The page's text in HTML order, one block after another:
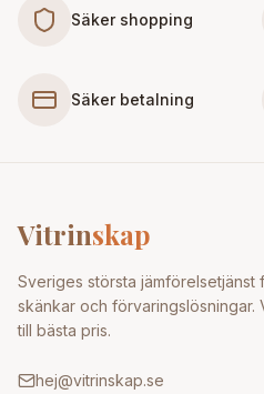
Säker shopping
Säker betalning
Vitrinskap
Sveriges största jämförelsetjänst
skänkar och förvaringslösningar.
till bästa pris.
hej@vitrinskap.se